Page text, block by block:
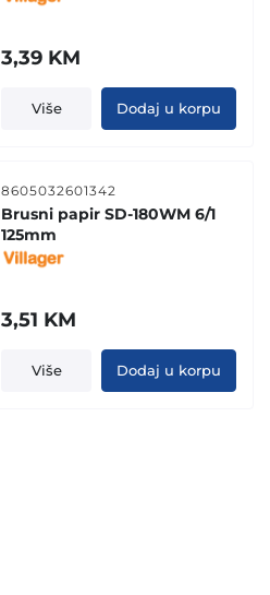
3,39 KM
Više Dodaj u korpu
8605032601342
Brusni papir SD-180WM 6/1
125mm
3,51 KM
Više Dodaj u korpu